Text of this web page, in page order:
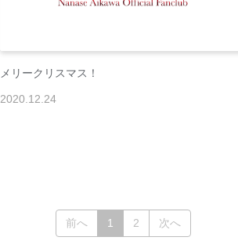
メリークリスマス！
2020 12 24
前へ 1 (current)
2 次へ